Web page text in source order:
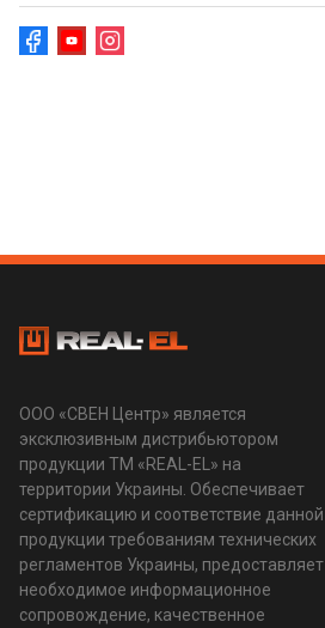
ООО «СВЕН Центр» является
эксклюзивным дистрибьютором
продукции ТМ «REAL-EL» на
территории Украины. Обеспечивает
сертификацию и соответствие данной
продукции требованиям технических
регламентов Украины, предоставляет
необходимое информационное
сопровождение, качественное